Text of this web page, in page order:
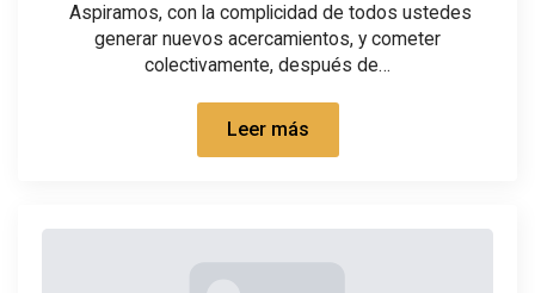
Aspiramos, con la complicidad de todos ustedes
generar nuevos acercamientos, y cometer
colectivamente, después de…
Leer más